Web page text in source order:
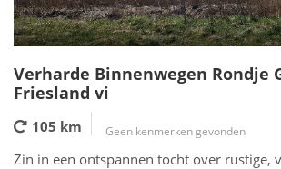
Verharde Binnenwegen Rondje
Friesland vi
105 km Geen kenmerken gevonden
Zin in een ontspannen tocht over rustige,